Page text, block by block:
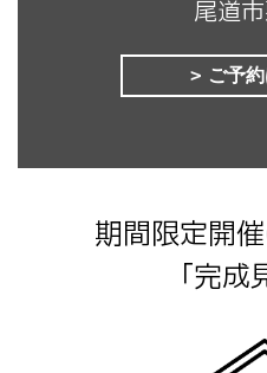
尾道
ご予
期間限定開
「完成